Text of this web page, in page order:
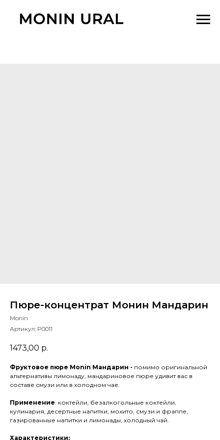
Пюре-концентрат Монин Мандарин
Monin
Артикул: P0011
1473,00 р.
Фруктовое пюре Monin Мандарин - помимо оригинальной
альтернативы лимонаду, мандариновое пюре удивит вас в
составе смузи или в холодном чае.
Применение: коктейли, безалкогольные коктейли,
кулинария, десертные напитки, мохито, смузи и фраппе,
газированные напитки и лимонады, холодный чай.
Характеристики: